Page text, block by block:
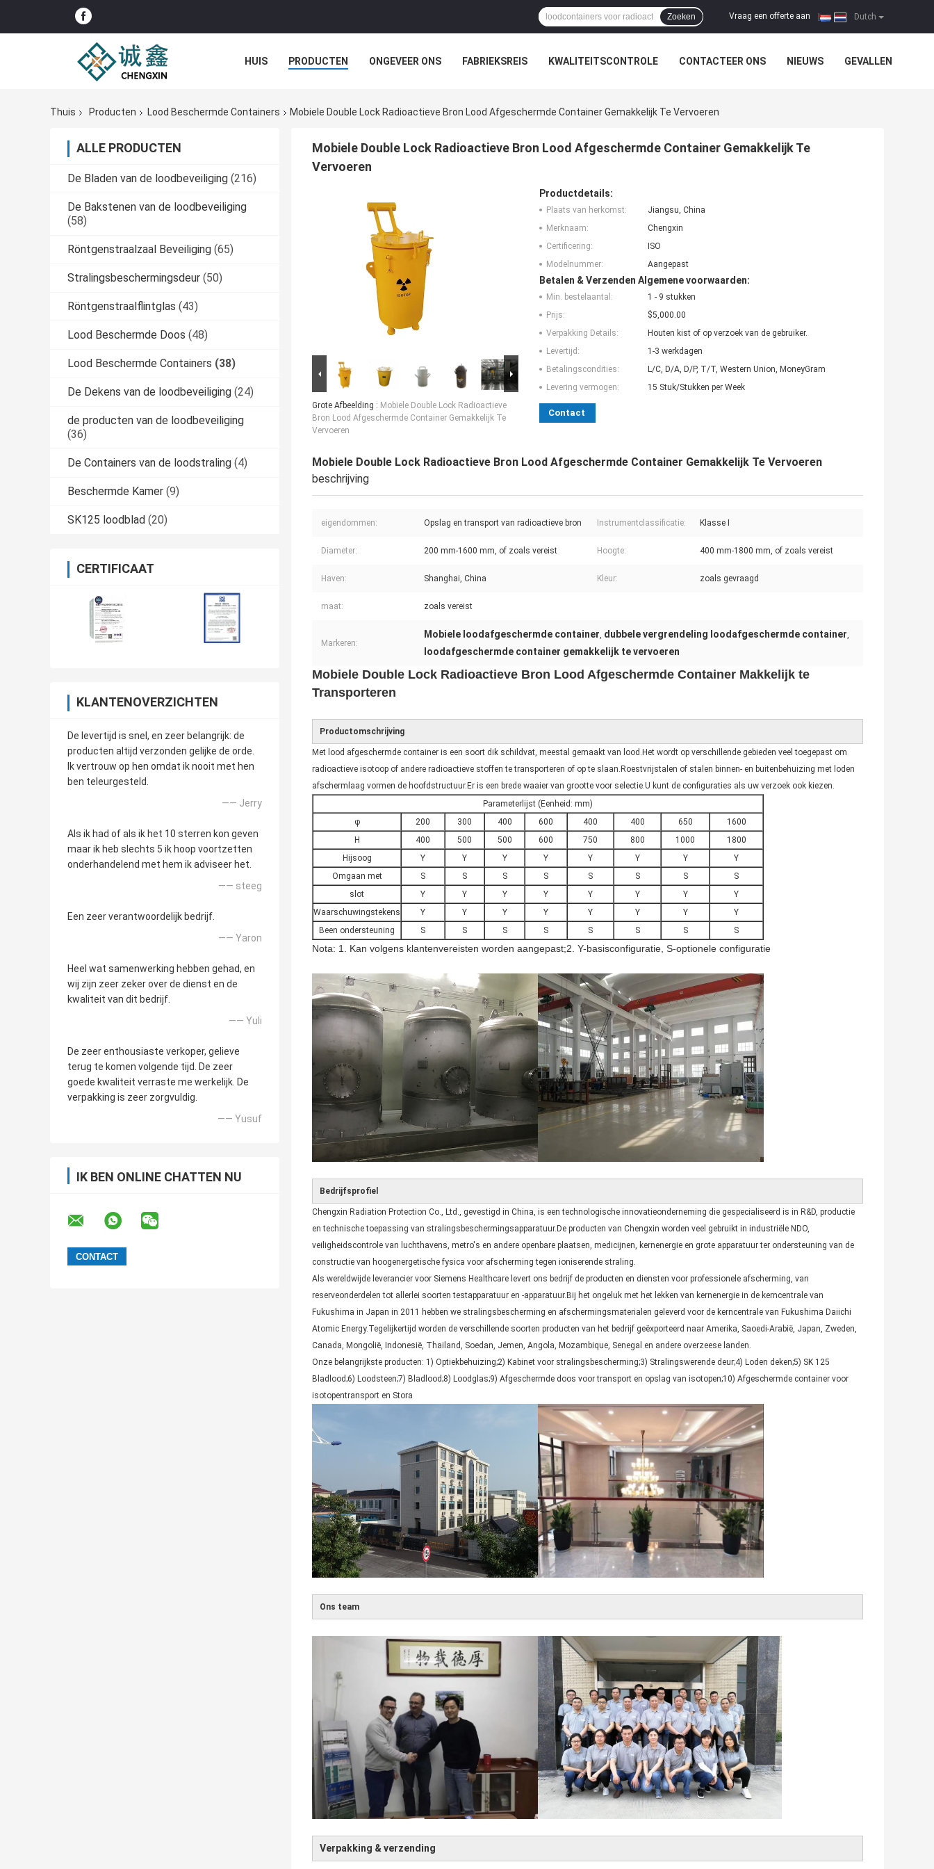
Dutch
Vraag een offerte aan
Zoeken
HUIS PRODUCTEN ONGEVEER ONS FABRIEKSREIS KWALITEITSCONTROLE CONTACTEER ONS NIEUWS GEVALLEN
Thuis Producten Lood Beschermde Containers Mobiele Double Lock Radioactieve Bron Lood Afgeschermde Container Gemakkelijk Te Vervoeren
ALLE PRODUCTEN
De Bladen van de loodbeveiliging (216)
De Bakstenen van de loodbeveiliging
(58)
Röntgenstraalzaal Beveiliging (65)
Stralingsbeschermingsdeur (50)
Röntgenstraalflintglas (43)
Lood Beschermde Doos (48)
Lood Beschermde Containers (38)
De Dekens van de loodbeveiliging (24)
de producten van de loodbeveiliging
(36)
De Containers van de loodstraling (4)
Beschermde Kamer (9)
SK125 loodblad (20)
CERTIFICAAT
KLANTENOVERZICHTEN
De levertijd is snel, en zeer belangrijk: de
producten altijd verzonden gelijke de orde.
Ik vertrouw op hen omdat ik nooit met hen
ben teleurgesteld.
—— Jerry
Als ik had of als ik het 10 sterren kon geven
maar ik heb slechts 5 ik hoop voortzetten
onderhandelend met hem ik adviseer het.
—— steeg
Een zeer verantwoordelijk bedrijf.
—— Yaron
Heel wat samenwerking hebben gehad, en
wij zijn zeer zeker over de dienst en de
kwaliteit van dit bedrijf.
—— Yuli
De zeer enthousiaste verkoper, gelieve
terug te komen volgende tijd. De zeer
goede kwaliteit verraste me werkelijk. De
verpakking is zeer zorgvuldig.
—— Yusuf
IK BEN ONLINE CHATTEN NU
Mobiele Double Lock Radioactieve Bron Lood Afgeschermde Container Gemakkelijk Te
Vervoeren
Grote Afbeelding : Mobiele Double Lock Radioactieve
Bron Lood Afgeschermde Container Gemakkelijk Te
Vervoeren
Productdetails:
Plaats van herkomst:
Jiangsu, China
Merknaam:
Chengxin
Certificering:
ISO
Modelnummer:
Aangepast
Betalen & Verzenden Algemene voorwaarden:
Min. bestelaantal:
1 - 9 stukken
Prijs:
$5,000.00
Verpakking Details:
Houten kist of op verzoek van de gebruiker.
Levertijd:
1-3 werkdagen
Betalingscondities:
L/C, D/A, D/P, T/T, Western Union, MoneyGram
Levering vermogen:
15 Stuk/Stukken per Week
Contact
Mobiele Double Lock Radioactieve Bron Lood Afgeschermde Container Gemakkelijk Te Vervoeren
beschrijving
eigendommen: Opslag en transport van radioactieve bron Instrumentclassificatie: Klasse I
Diameter: 200 mm-1600 mm, of zoals vereist Hoogte: 400 mm-1800 mm, of zoals vereist
Haven: Shanghai, China Kleur: zoals gevraagd
maat: zoals vereist
Markeren:
Mobiele loodafgeschermde container, dubbele vergrendeling loodafgeschermde container,
loodafgeschermde container gemakkelijk te vervoeren
Mobiele Double Lock Radioactieve Bron Lood Afgeschermde Container Makkelijk te
Transporteren
Productomschrijving
Met lood afgeschermde container is een soort dik schildvat, meestal gemaakt van lood.Het wordt op verschillende gebieden veel toegepast om
radioactieve isotoop of andere radioactieve stoffen te transporteren of op te slaan.Roestvrijstalen of stalen binnen- en buitenbehuizing met loden
afschermlaag vormen de hoofdstructuur.Er is een brede waaier van grootte voor selectie.U kunt de configuraties als uw verzoek ook kiezen.
Parameterlijst (Eenheid: mm)
φ
200 300 400 600 400 400 650
1600
H
400 500 500 600 750 800 1000
1800
Hijsoog
Y Y Y Y Y Y Y
Y
Omgaan met
S S S S S S S
S
slot
Y Y Y Y Y Y Y
Y
Waarschuwingstekens
Y Y Y Y Y Y Y
Y
Been ondersteuning
S S S S S S S S
Nota: 1. Kan volgens klantenvereisten worden aangepast;2. Y-basisconfiguratie, S-optionele configuratie
Bedrijfsprofiel
Chengxin Radiation Protection Co., Ltd., gevestigd in China, is een technologische innovatieonderneming die gespecialiseerd is in R&D, productie
en technische toepassing van stralingsbeschermingsapparatuur.De producten van Chengxin worden veel gebruikt in industriële NDO,
veiligheidscontrole van luchthavens, metro's en andere openbare plaatsen, medicijnen, kernenergie en grote apparatuur ter ondersteuning van de
constructie van hoogenergetische fysica voor afscherming tegen ioniserende straling.
Als wereldwijde leverancier voor Siemens Healthcare levert ons bedrijf de producten en diensten voor professionele afscherming, van
reserveonderdelen tot allerlei soorten testapparatuur en -apparatuur.Bij het ongeluk met het lekken van kernenergie in de kerncentrale van
Fukushima in Japan in 2011 hebben we stralingsbescherming en afschermingsmaterialen geleverd voor de kerncentrale van Fukushima Daiichi
Atomic Energy.Tegelijkertijd worden de verschillende soorten producten van het bedrijf geëxporteerd naar Amerika, Saoedi-Arabië, Japan, Zweden,
Canada, Mongolië, Indonesië, Thailand, Soedan, Jemen, Angola, Mozambique, Senegal en andere overzeese landen.
Onze belangrijkste producten: 1) Optiekbehuizing;2) Kabinet voor stralingsbescherming;3) Stralingswerende deur;4) Loden deken;5) SK 125
Bladlood;6) Loodsteen;7) Bladlood;8) Loodglas;9) Afgeschermde doos voor transport en opslag van isotopen;10) Afgeschermde container voor
isotopentransport en Stora
Ons team
Verpakking & verzending